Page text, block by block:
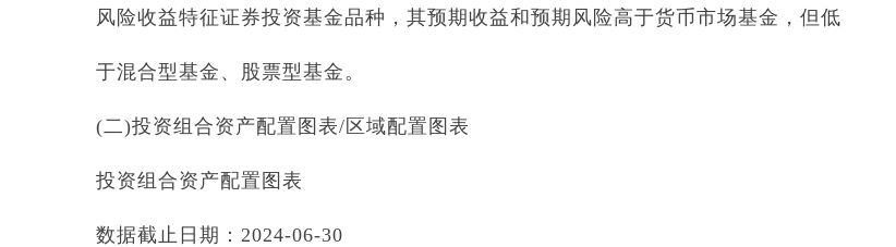
风险收益特征证券投资基金品种，其预期收益和预期风险高于货币市场基金，但低
于混合型基金、股票型基金。
(二)投资组合资产配置图表/区域配置图表
投资组合资产配置图表
数据截止日期：2024-06-30